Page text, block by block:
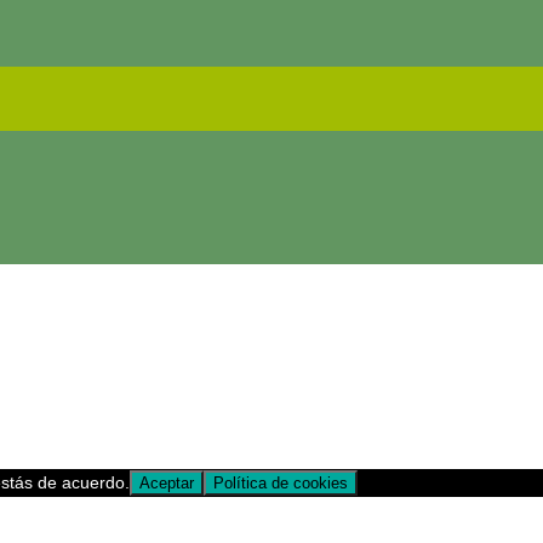
de acuerdo. Aceptar Política de cookies